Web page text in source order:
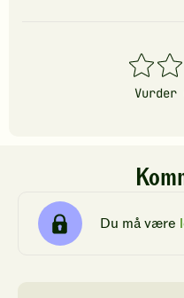
1
stjerner
2
Du må være